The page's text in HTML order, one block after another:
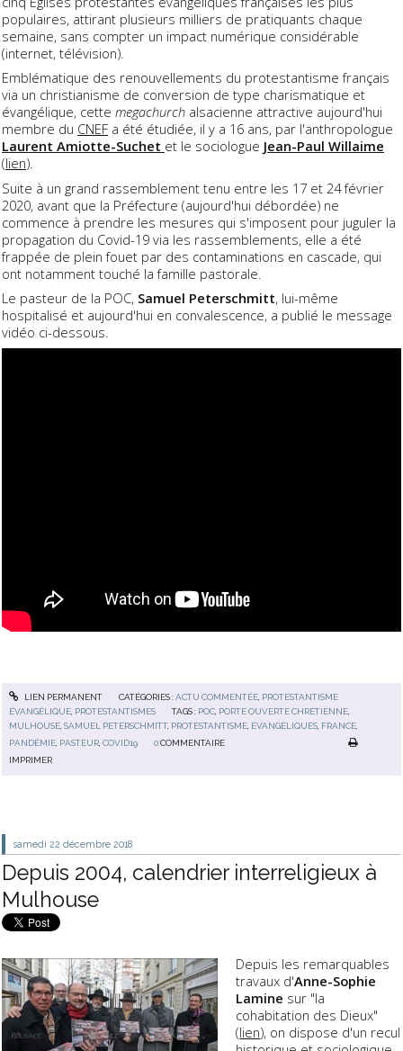
populaires, attirant plusieurs milliers de pratiquants chaque
semaine, sans compter un impact numérique considérable
(internet, télévision).
Emblématique des renouvellements du protestantisme français
via un christianisme de conversion de type charismatique et
évangélique, cette megachurch alsacienne attractive aujourd'hui
membre du CNEF a été étudiée, il y a 16 ans, par l'anthropologue
Laurent Amiotte-Suchet et le sociologue Jean-Paul Willaime
(lien).
Suite à un grand rassemblement tenu entre les 17 et 24 février
2020, avant que la Préfecture (aujourd'hui débordée) ne
commence à prendre les mesures qui s'imposent pour juguler la
propagation du Covid-19 via les rassemblements, elle a été
frappée de plein fouet par des contaminations en cascade, qui
ont notamment touché la famille pastorale.
Le pasteur de la POC, Samuel Peterschmitt, lui-même
hospitalisé et aujourd'hui en convalescence, a publié le message
vidéo ci-dessous.
LIEN PERMANENT CATÉGORIES :ACTU COMMENTÉE, PROTESTANTISME
ÉVANGÉLIQUE, PROTESTANTISMES TAGS : POC, PORTE OUVERTE CHRÉTIENNE,
MULHOUSE,SAMUEL PETERSCHMITT, PROTESTANTISME, ÉVANGÉLIQUES, FRANCE,
PANDÉMIE PASTEUR ,COVID19 0 COMMENTAIRE
IMPRIMER
samedi 22 décembre 2018
Depuis 2004, calendrier interreligieux à
Mulhouse
Depuis les remarquables
travaux d'Anne-Sophie
Lamine sur "la
cohabitation des Dieux"
(lien), on dispose d'un recul